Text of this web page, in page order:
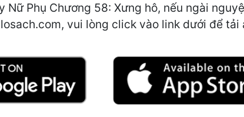
Nữ Phụ Chương 58: Xưng hô, nếu ngài
vui lòng click vào link dưới để tải